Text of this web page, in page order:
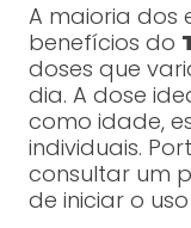
A maioria dos
benefícios do
doses que
dia. A dose
como idade,
individuais.
consultar um
de iniciar o